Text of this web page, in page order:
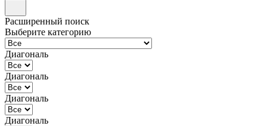
Расширенный поиск
Выберите категорию
Диагональ
Диагональ
Диагональ
Диагональ